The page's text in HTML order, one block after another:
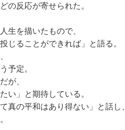
の反応が寄せられた。
生を描いたもので、
じることができれば」と語る。
予定。
が、
い」と期待している。
の平和はあり得ない」と話し、